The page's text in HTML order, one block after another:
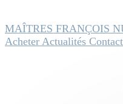
MAÎTRES FRANÇOIS
Acheter Actualités Contact